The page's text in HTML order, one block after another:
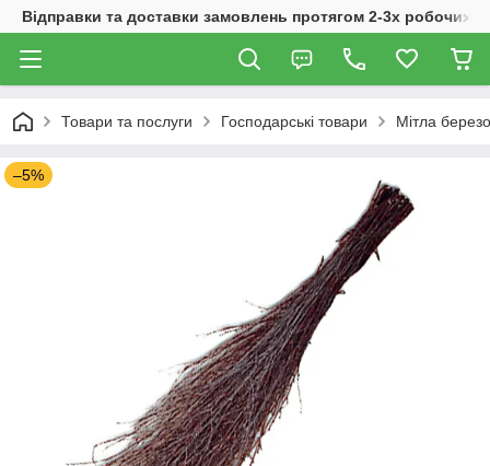
Відправки та доставки замовлень протягом 2-3х робочих
Товари та послуги Господарські товари Мітла
–5%